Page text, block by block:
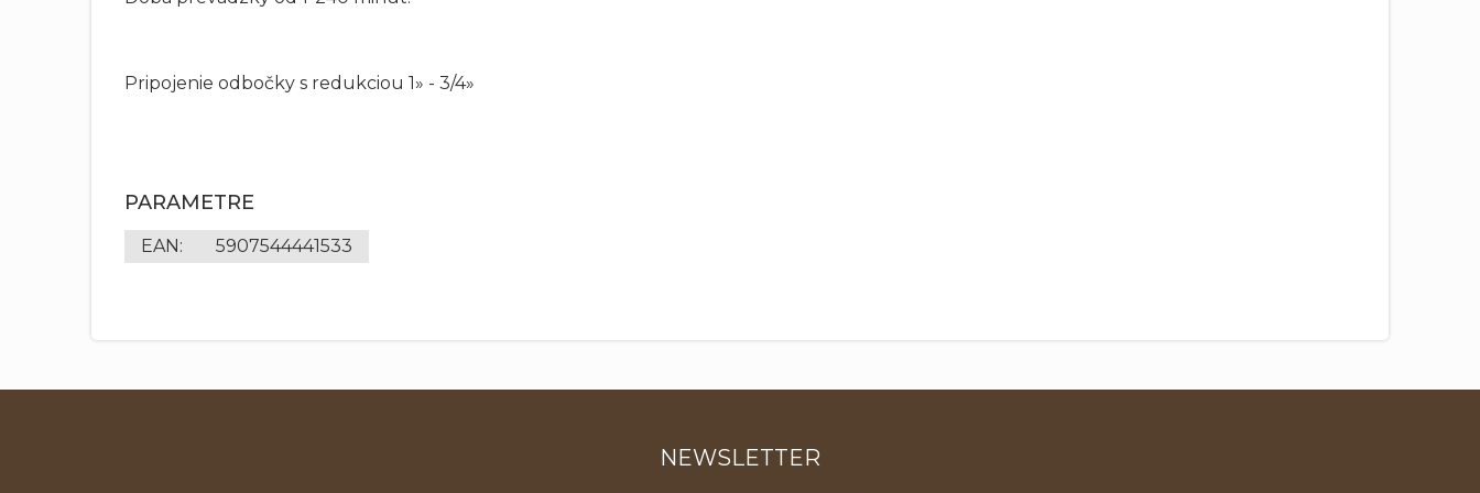
Pripojenie odbočky s redukciou 1» - 3/4»
PARAMETRE
EAN: 5907544441533
NEWSLETTER